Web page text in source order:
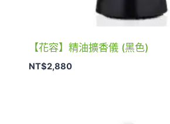
【花容】精油擴香儀 (黑色)
NT$2,880